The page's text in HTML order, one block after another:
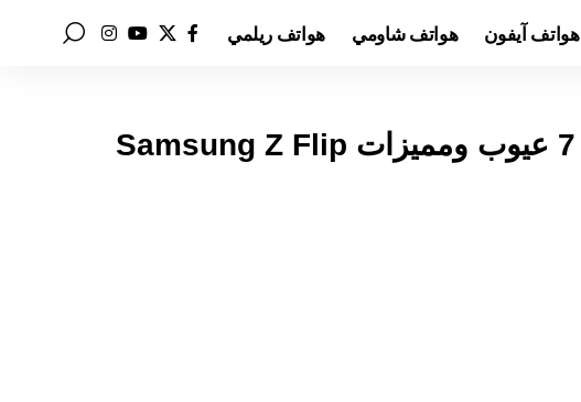
هواتف آيفون هواتف شاومي هواتف ريلمي
سعر ومواصفات سامسونج فليب 7 عيوب ومميزات Samsung Z Flip